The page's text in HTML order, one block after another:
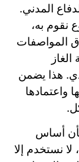
المدني.
به،
المواصفات
هذا يضمن
واعتمادها
بأن أساس
لا نستخدم إلا